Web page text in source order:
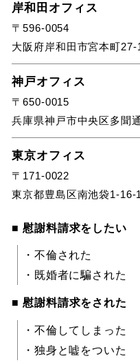
岸和田オフィス
〒596-0054
大阪府岸和田市宮本町
神戸オフィス
〒650-0015
兵庫県神戸市中央区多聞
東京オフィス
〒171-0022
東京都豊島区南池袋1-
■ 慰謝料請求をしたい
・不倫された
・既婚者に騙された
■ 慰謝料請求をされた
・不倫してしまった
・独身と嘘をついた